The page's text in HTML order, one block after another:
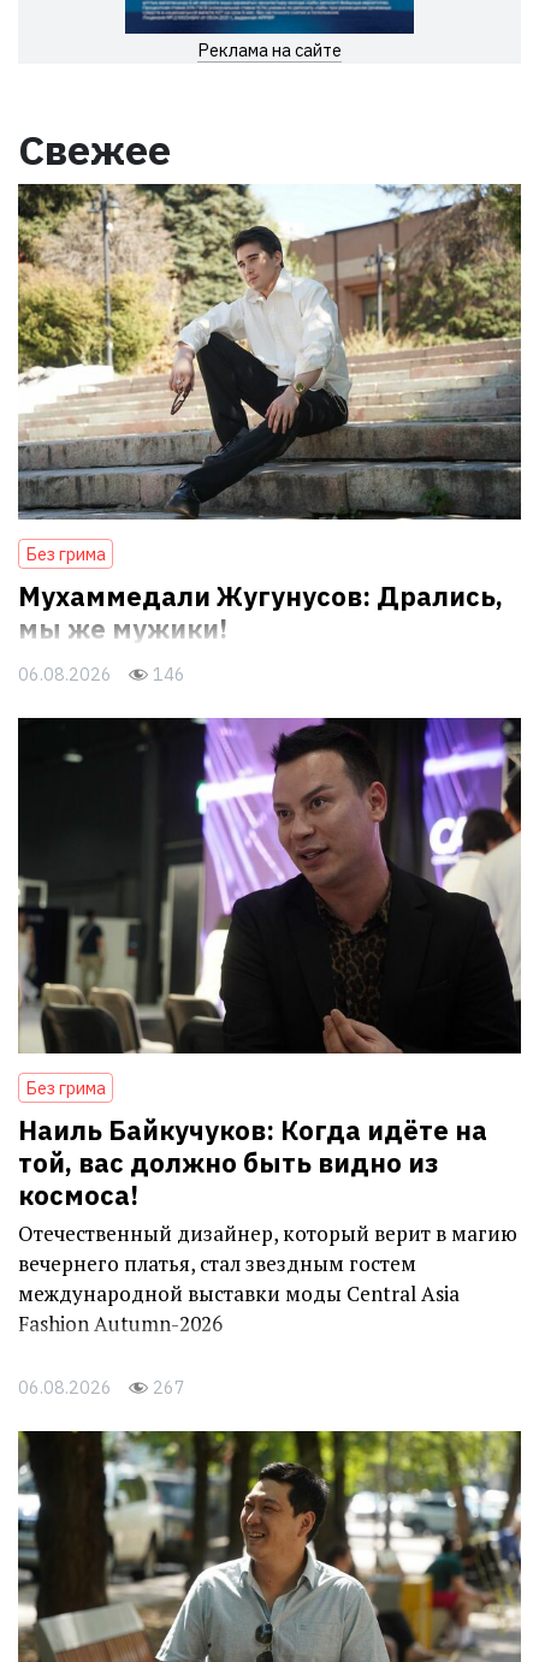
Реклама на сайте
Свежее
Без грима
Мухаммедали Жугунусов: Дрались,
мы же мужики!
06.08.2026 146
Без грима
Наиль Байкучуков: Когда идёте на
той, вас должно быть видно из
космоса!
Отечественный дизайнер, который верит в магию
вечернего платья, стал звездным гостем
международной выставки моды Central Asia
Fashion Autumn-2026
06.08.2026 267